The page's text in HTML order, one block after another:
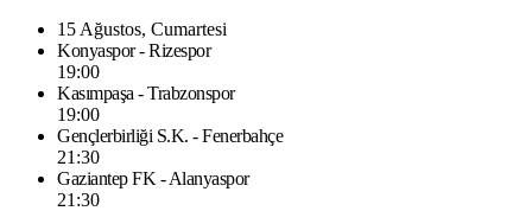
15 Ağustos, Cumartesi
Konyaspor - Rizespor
19:00
Kasımpaşa - Trabzonspor
19:00
Gençlerbirliği S.K. - Fenerbahçe
21:30
Gaziantep FK - Alanyaspor
21:30